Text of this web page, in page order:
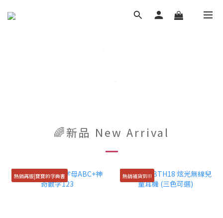
🌈新品 New Arrival
熱銷再版|寶寶的字典書 熱銷補貨到!!!